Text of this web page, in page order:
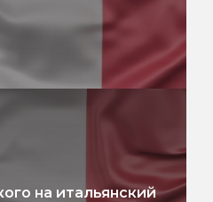
на итальянский